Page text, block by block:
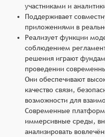
участниками и
Поддерживает
приложениями в
Реализует функции
соблюдением
решения играют
проведении
Они обеспечивают
качество связи,
возможности для
Современные
иммерсивные среды,
анализировать